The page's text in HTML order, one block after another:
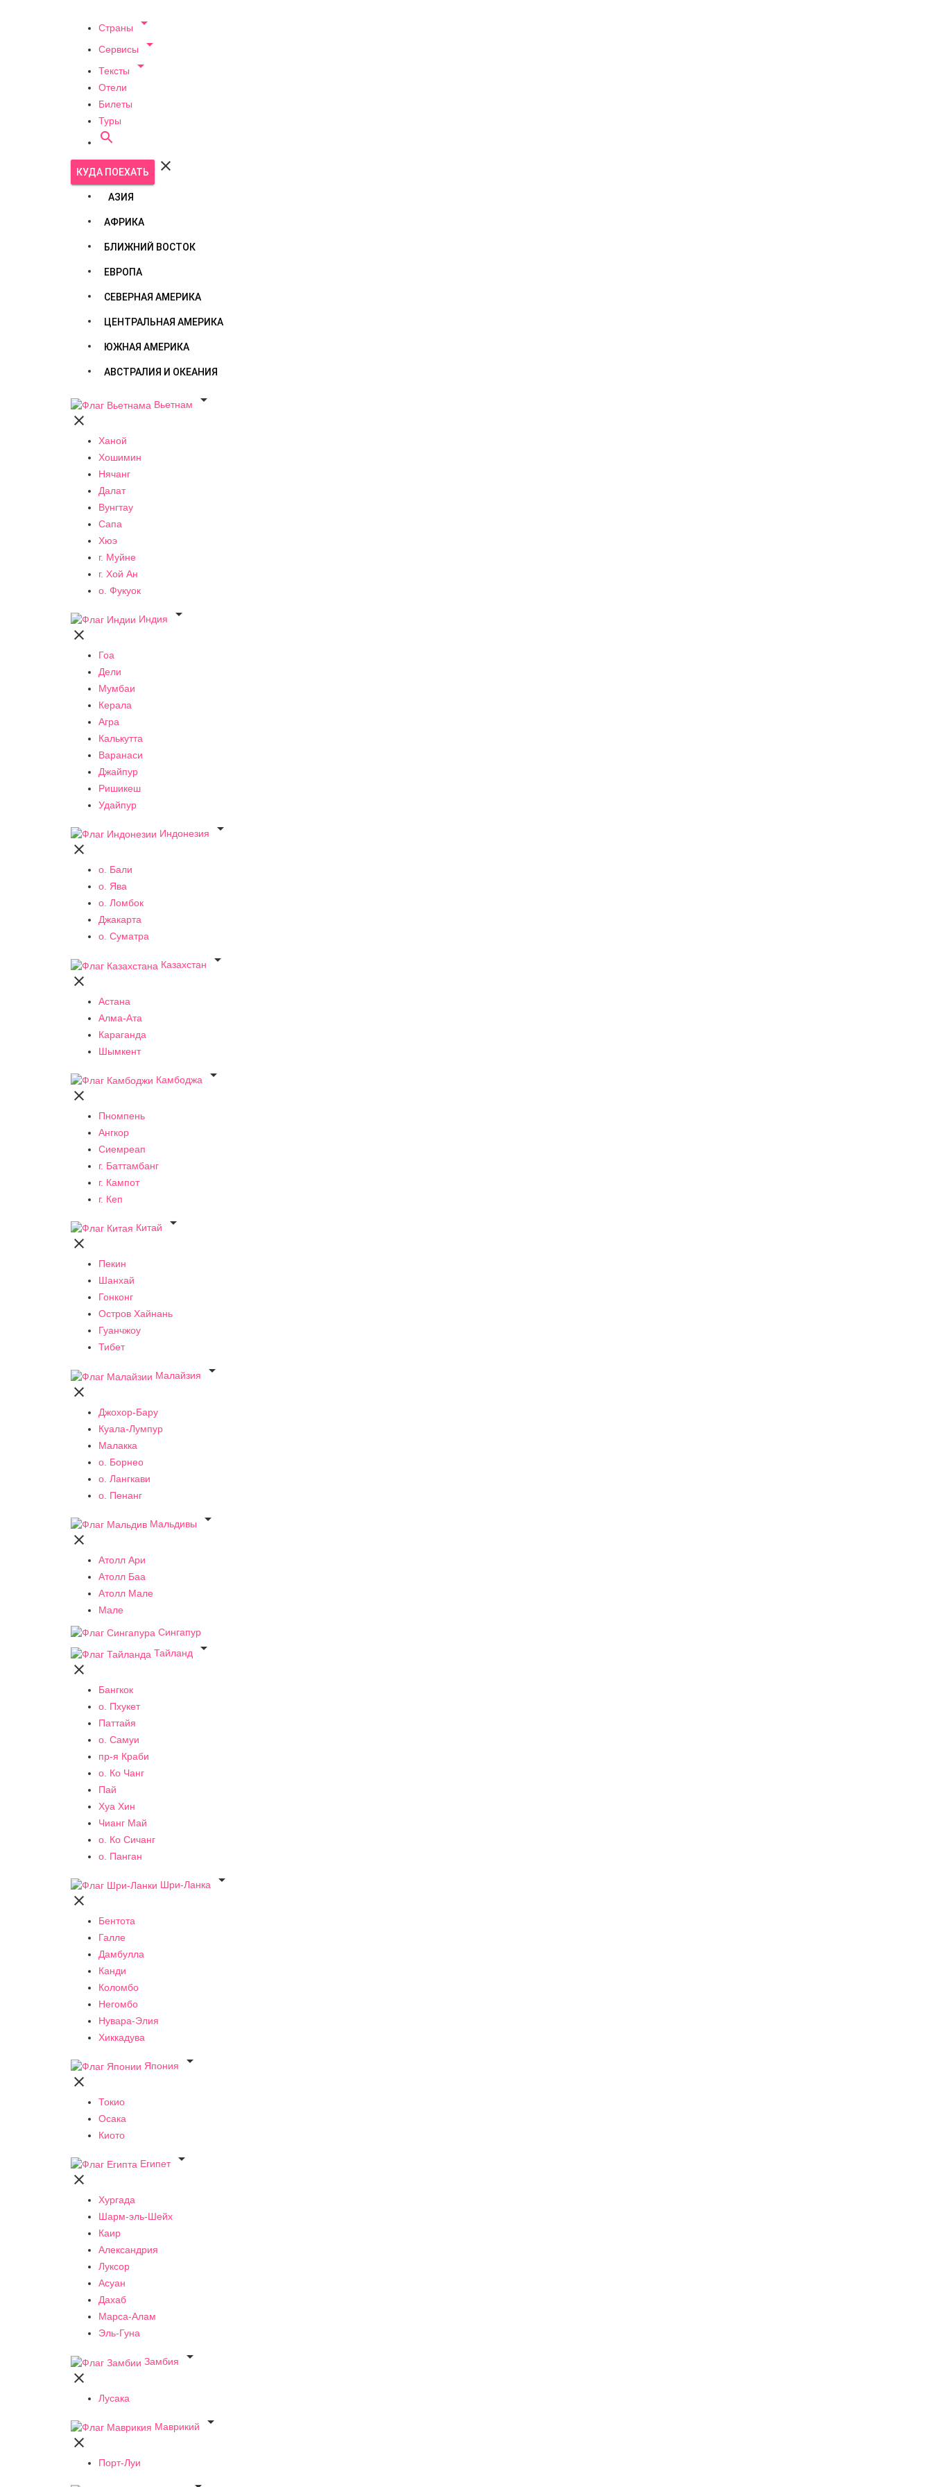
Страны 
Сервисы 
Тексты 
Отели
Билеты
Туры

КУДА ПОЕХАТЬ 
АЗИЯ
АФРИКА
БЛИЖНИЙ ВОСТОК
ЕВРОПА
СЕВЕРНАЯ АМЕРИКА
ЦЕНТРАЛЬНАЯ АМЕРИКА
ЮЖНАЯ АМЕРИКА
АВСТРАЛИЯ И ОКЕАНИЯ
Вьетнам


Ханой
Хошимин
Нячанг
Далат
Вунгтау
Сапа
Хюэ
г. Муйне
г. Хой Ан
о. Фукуок
Индия


Гоа
Дели
Мумбаи
Керала
Агра
Калькутта
Варанаси
Джайпур
Ришикеш
Удайпур
Индонезия


о. Бали
о. Ява
о. Ломбок
Джакарта
о. Суматра
Казахстан


Астана
Алма-Ата
Караганда
Шымкент
Камбоджа


Пномпень
Ангкор
Сиемреап
г. Баттамбанг
г. Кампот
г. Кеп
Китай


Пекин
Шанхай
Гонконг
Остров Хайнань
Гуанчжоу
Тибет
Малайзия


Джохор-Бару
Куала-Лумпур
Малакка
о. Борнео
о. Лангкави
о. Пенанг
Мальдивы


Атолл Ари
Атолл Баа
Атолл Мале
Мале
Сингапур
Тайланд


Бангкок
о. Пхукет
Паттайя
о. Самуи
пр-я Краби
о. Ко Чанг
Пай
Хуа Хин
Чианг Май
о. Ко Сичанг
о. Панган
Шри-Ланка


Бентота
Галле
Дамбулла
Канди
Коломбо
Негомбо
Нувара-Элия
Хиккадува
Япония


Токио
Осака
Киото
Египет


Хургада
Шарм-эль-Шейх
Каир
Александрия
Луксор
Асуан
Дахаб
Марса-Алам
Эль-Гуна
Замбия


Лусака
Маврикий


Порт-Луи